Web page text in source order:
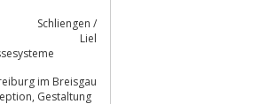
Schliengen /
Liel
Gestaltung von Printmedien, Onlinemedien, Filmbearbeitung, Messesysteme
im Breisgau